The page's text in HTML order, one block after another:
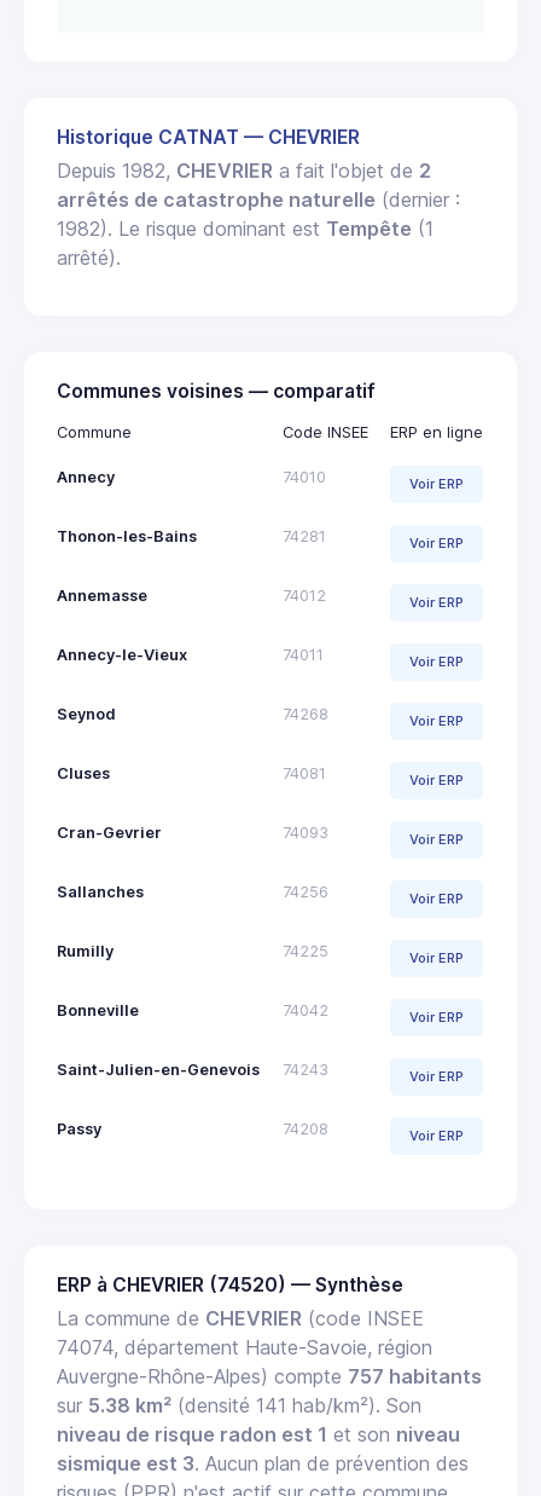
Historique CATNAT — CHEVRIER
Depuis 1982, CHEVRIER a fait l'objet de 2
arrêtés de catastrophe naturelle (dernier :
1982). Le risque dominant est Tempête (1
arrêté).
Communes voisines — comparatif
Commune Code INSEE ERP en ligne
Annecy 74010 Voir ERP
Thonon-les-Bains 74281 Voir ERP
Annemasse 74012 Voir ERP
Annecy-le-Vieux 74011 Voir ERP
Seynod 74268 Voir ERP
Cluses 74081 Voir ERP
Cran-Gevrier 74093 Voir ERP
Sallanches 74256 Voir ERP
Rumilly 74225 Voir ERP
Bonneville 74042 Voir ERP
Saint-Julien-en-Genevois 74243 Voir ERP
Passy 74208 Voir ERP
ERP à CHEVRIER (74520) — Synthèse
La commune de CHEVRIER (code INSEE
74074, département Haute-Savoie, région
Auvergne-Rhône-Alpes) compte 757 habitants
sur 5.38 km² (densité 141 hab/km²). Son
niveau de risque radon est 1 et son niveau
sismique est 3. Aucun plan de prévention des